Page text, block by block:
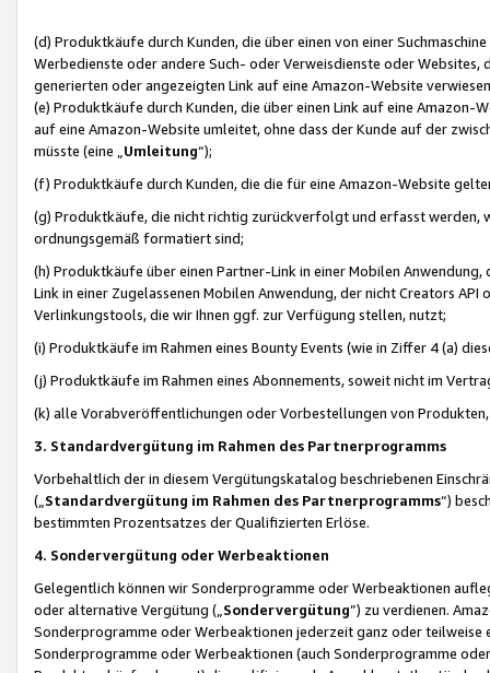
(d) Produktkäufe durch Kunden, die über einen von einer
Werbedienste oder andere Such- oder Verweisdienste oder Websites,
generierten oder angezeigten Link auf eine Amazon-Website
(e) Produktkäufe durch Kunden, die über einen Link auf eine
auf eine Amazon-Website umleitet, ohne dass der Kunde auf der
müsste (eine „ Umleitung“);
(f) Produktkäufe durch Kunden, die die für eine Amazon-Website
(g) Produktkäufe, die nicht richtig zurückverfolgt und erfasst werden,
ordnungsgemäß formatiert sind;
(h) Produktkäufe über einen Partner-Link in einer Mobilen
Link in einer Zugelassenen Mobilen Anwendung, der nicht Creators
Verlinkungstools, die wir Ihnen ggf. zur Verfügung stellen, nutzt;
(i) Produktkäufe im Rahmen eines Bounty Events (wie in Ziffer 4 (a)
(j) Produktkäufe im Rahmen eines Abonnements, soweit nicht im
(k) alle Vorabveröffentlichungen oder Vorbestellungen von
3. Standardvergütung im Rahmen des Partnerprogramms
Vorbehaltlich der in diesem Vergütungskatalog beschriebenen
(„ Standardvergütung im Rahmen des Partnerprogramms“)
bestimmten Prozentsatzes der Qualifizierten Erlöse.
4. Sondervergütung oder Werbeaktionen
Gelegentlich können wir Sonderprogramme oder Werbeaktionen
oder alternative Vergütung („ Sondervergütung”) zu verdienen.
Sonderprogramme oder Werbeaktionen jederzeit ganz oder
Sonderprogramme oder Werbeaktionen (auch Sonderprogramme